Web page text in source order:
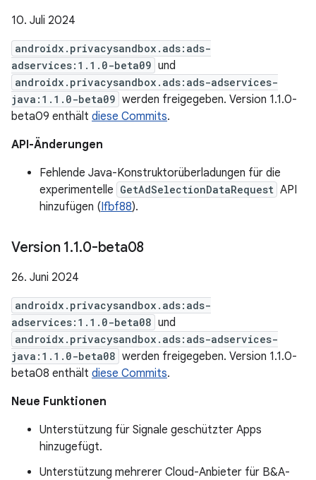
10. Juli 2024
androidx.privacysandbox.ads:ads-
adservices:1.1.0-beta09 und
androidx.privacysandbox.ads:ads-adservices-
java:1.1.0-beta09 werden freigegeben. Version 1.1.0-
beta09 enthält diese Commits.
API-Änderungen
Fehlende Java-Konstruktorüberladungen für die
experimentelle GetAdSelectionDataRequest API
hinzufügen (Ifbf88).
Version 1.1.0-beta08
26. Juni 2024
androidx.privacysandbox.ads:ads-
adservices:1.1.0-beta08 und
androidx.privacysandbox.ads:ads-adservices-
java:1.1.0-beta08 werden freigegeben. Version 1.1.0-
beta08 enthält diese Commits.
Neue Funktionen
Unterstützung für Signale geschützter Apps
hinzugefügt.
Unterstützung mehrerer Cloud-Anbieter für B&A-